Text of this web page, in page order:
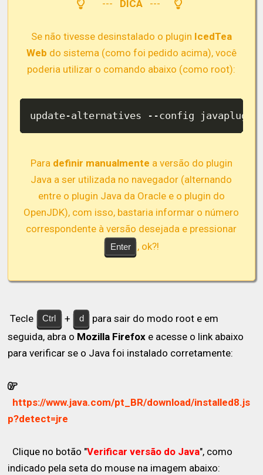
--- DICA ---
Se não tivesse desinstalado o plugin IcedTea
Web do sistema (como foi pedido acima), você
poderia utilizar o comando abaixo (como root):
update-alternatives --config javaplugin
Para definir manualmente a versão do plugin
Java a ser utilizada no navegador (alternando
entre o plugin Java da Oracle e o plugin do
OpenJDK), com isso, bastaria informar o número
correspondente à versão desejada e pressionar
Enter , ok?!
Tecle Ctrl + d
para sair do modo root e em
seguida, abra o Mozilla Firefox e acesse o link abaixo
para verificar se o Java foi instalado corretamente:
https://www.java.com/pt_BR/download/installed8.js
p?detect=jre
Clique no botão "Verificar versão do Java", como
indicado pela seta do mouse na imagem abaixo: